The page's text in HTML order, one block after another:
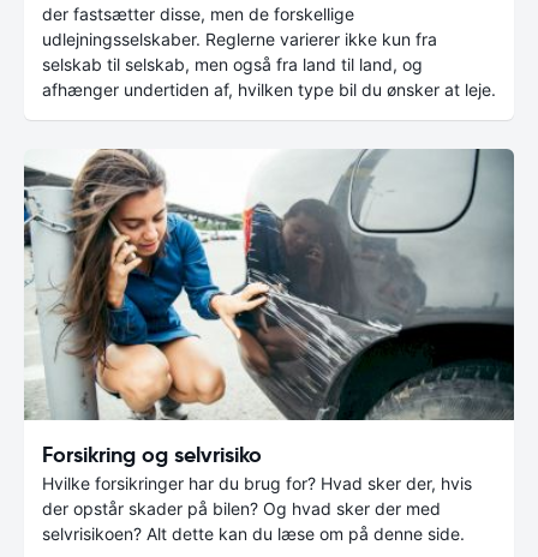
der fastsætter disse, men de forskellige
udlejningsselskaber. Reglerne varierer ikke kun fra
selskab til selskab, men også fra land til land, og
afhænger undertiden af, hvilken type bil du ønsker at leje.
Forsikring og selvrisiko
Hvilke forsikringer har du brug for? Hvad sker der, hvis
der opstår skader på bilen? Og hvad sker der med
selvrisikoen? Alt dette kan du læse om på denne side.